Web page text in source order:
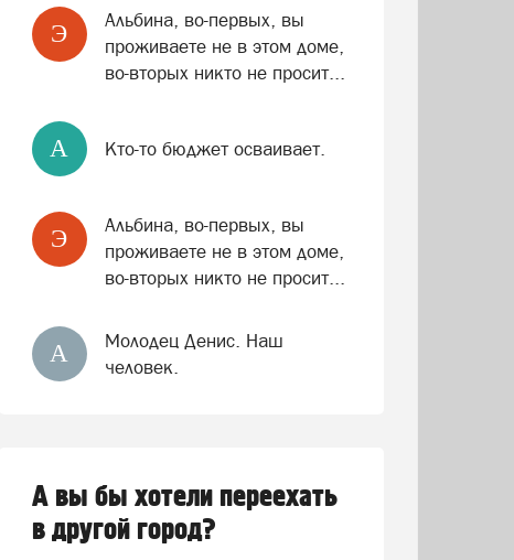
Э
Альбина, во-первых, вы
проживаете не в этом доме,
во-вторых никто не просит...
A Кто-то бюджет осваивает.
Э
Альбина, во-первых, вы
проживаете не в этом доме,
во-вторых никто не просит...
А
Молодец Денис. Наш
человек.
А вы бы хотели переехать
в другой город?